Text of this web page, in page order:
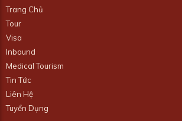
Trang Chủ
Tour
Visa
Inbound
Medical Tourism
Tin Tức
Liên Hệ
Tuyển Dụng